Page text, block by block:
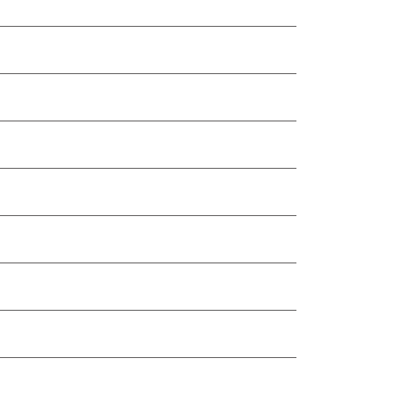
(12/2025)
mikä tarkoittaa, että
isompia purkutöitä tässä huoneistossa.
linjaa - puun lämpö ja alkuperäisen talon
kodinkoneisiin. Asunnossa on
käytössä on ullakkokomero sekä
historiallinen
kadut ja merellinen ympäristö
halutuimmista kaupunginosista.
samoin rantaan, Tehtaankadun
Suurlähetystöjen läheisyys